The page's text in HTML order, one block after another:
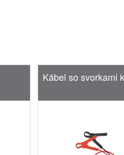
Kábel so svorkami